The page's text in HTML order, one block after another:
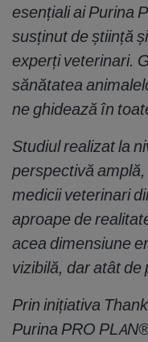
esențiali ai Purina
susținut de știință
experți veterinari.
sănătatea
ne ghidează în
Studiul realizat la
perspectivă
medicii veterinari
aproape de
acea dimensiune
vizibilă, dar atât
Prin inițiativa
Purina PRO